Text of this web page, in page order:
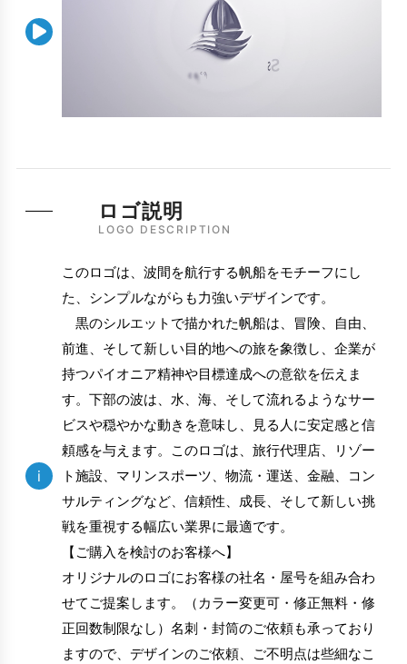

LOGO DESCRIPTION
ロゴ説明
i
このロゴは、波間を航行する帆船をモチーフにし
た、シンプルながらも力強いデザインです。
黒のシルエットで描かれた帆船は、冒険、自由、
前進、そして新しい目的地への旅を象徴し、企業が
持つパイオニア精神や目標達成への意欲を伝えま
す。下部の波は、水、海、そして流れるようなサー
ビスや穏やかな動きを意味し、見る人に安定感と信
頼感を与えます。このロゴは、旅行代理店、リゾー
ト施設、マリンスポーツ、物流・運送、金融、コン
サルティングなど、信頼性、成長、そして新しい挑
戦を重視する幅広い業界に最適です。
【ご購入を検討のお客様へ】
オリジナルのロゴにお客様の社名・屋号を組み合わ
せてご提案します。（カラー変更可・修正無料・修
正回数制限なし）名刺・封筒のご依頼も承っており
ますので、デザインのご依頼、ご不明点は些細なこ